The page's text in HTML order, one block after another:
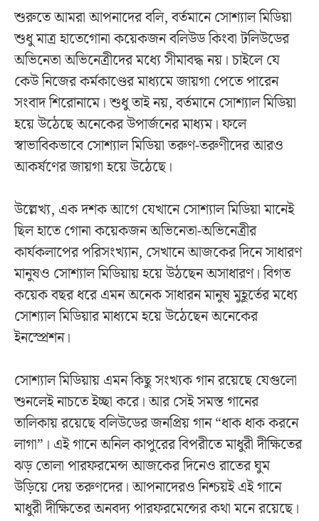
শুরুতে আমরা আপনাদের বলি, বর্তমানে সোশ্যাল মিডিয়া
শুধু মাত্র হাতেগোনা কয়েকজন বলিউড কিংবা টলিউডের
অভিনেতা অভিনেত্রীদের মধ্যে সীমাবদ্ধ নয়। চাইলে যে
কেউ নিজের কর্মকাণ্ডের মাধ্যমে জায়গা পেতে পারেন
সংবাদ শিরোনামে। শুধু তাই নয়, বর্তমানে সোশ্যাল মিডিয়া
হয়ে উঠেছে অনেকের উপার্জনের মাধ্যম। ফলে
স্বাভাবিকভাবে সোশ্যাল মিডিয়া তরুণ-তরুণীদের আরও
আকর্ষণের জায়গা হয়ে উঠেছে।
উল্লেখ্য, এক দশক আগে যেখানে সোশ্যাল মিডিয়া মানেই
ছিল হাতে গোনা কয়েকজন অভিনেতা-অভিনেত্রীর
কার্যকলাপের পরিসংখ্যান, সেখানে আজকের দিনে সাধারণ
মানুষও সোশ্যাল মিডিয়ায় হয়ে উঠছেন অসাধারণ। বিগত
কয়েক বছর ধরে এমন অনেক সাধারন মানুষ মুহূর্তের মধ্যে
সোশ্যাল মিডিয়ার মাধ্যমে হয়ে উঠেছেন অনেকের
ইনস্প্রেশন।
সোশ্যাল মিডিয়ায় এমন কিছু সংখ্যক গান রয়েছে যেগুলো
শুনলেই নাচতে ইচ্ছা করে। আর সেই সমস্ত গানের
তালিকায় রয়েছে বলিউডের জনপ্রিয় গান “ধাক ধাক করনে
লাগা”। এই গানে অনিল কাপুরের বিপরীতে মাধুরী দীক্ষিতের
ঝড় তোলা পারফরমেন্স আজকের দিনেও রাতের ঘুম
উড়িয়ে দেয় তরুণদের। আপনাদেরও নিশ্চয়ই এই গানে
মাধুরী দীক্ষিতের অনবদ্য পারফরমেন্সের কথা মনে রয়েছে।